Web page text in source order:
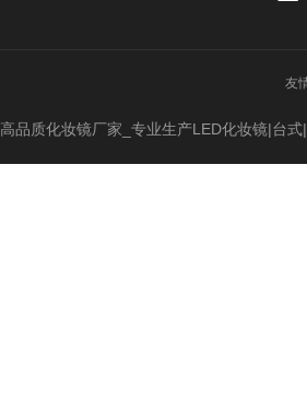
友
高品质化妆镜厂家_专业生产LED化妆镜|台